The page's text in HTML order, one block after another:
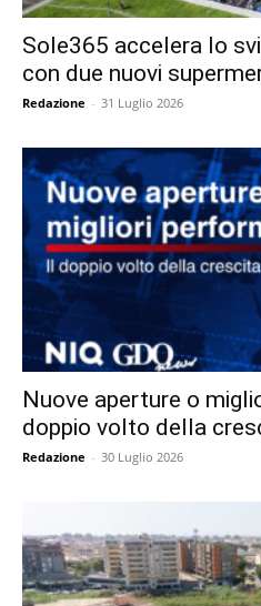
Sole365 accelera lo
con due nuovi
Redazione - 31 Luglio 2026
Nuove aperture o
doppio volto della
Redazione - 30 Luglio 2026